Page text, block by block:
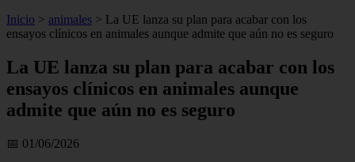
Inicio > animales > La UE lanza su plan para acabar con los
ensayos clínicos en animales aunque admite que aún no es seguro
La UE lanza su plan para acabar con los
ensayos clínicos en animales aunque
admite que aún no es seguro
📅 01/06/2026